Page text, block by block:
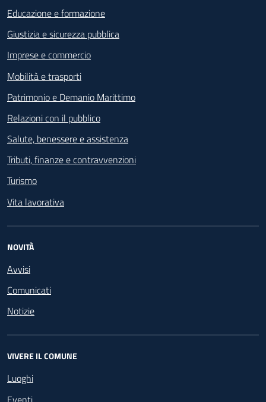
Educazione e formazione
Giustizia e sicurezza pubblica
Imprese e commercio
Mobilità e trasporti
Patrimonio e Demanio Marittimo
Relazioni con il pubblico
Salute, benessere e assistenza
Tributi, finanze e contravvenzioni
Turismo
Vita lavorativa
NOVITÀ
Avvisi
Comunicati
Notizie
VIVERE IL COMUNE
Luoghi